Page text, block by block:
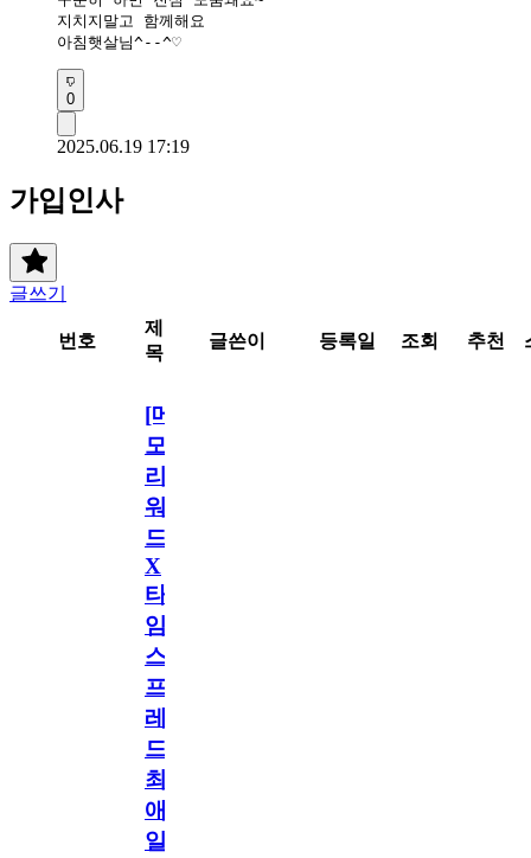
지치지말고 함께해요
아침햇살님^--^♡
0
2025.06.19 17:19
가입인사
글쓰기
번호
제
목
글쓴이 등록일 조회 추천
[메
모
리
워
드
X
타
임
스
프
레
드]
최
애
일